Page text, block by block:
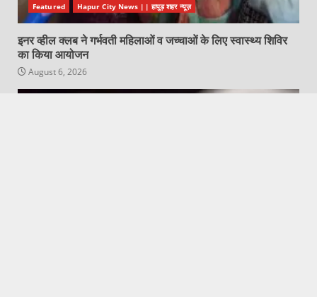
Featured Hapur City News || हापुड़ शहर न्यूज़
इनर व्हील क्लब ने गर्भवती महिलाओं व जच्चाओं के लिए स्वास्थ्य शिविर
का किया आयोजन
August 6, 2026